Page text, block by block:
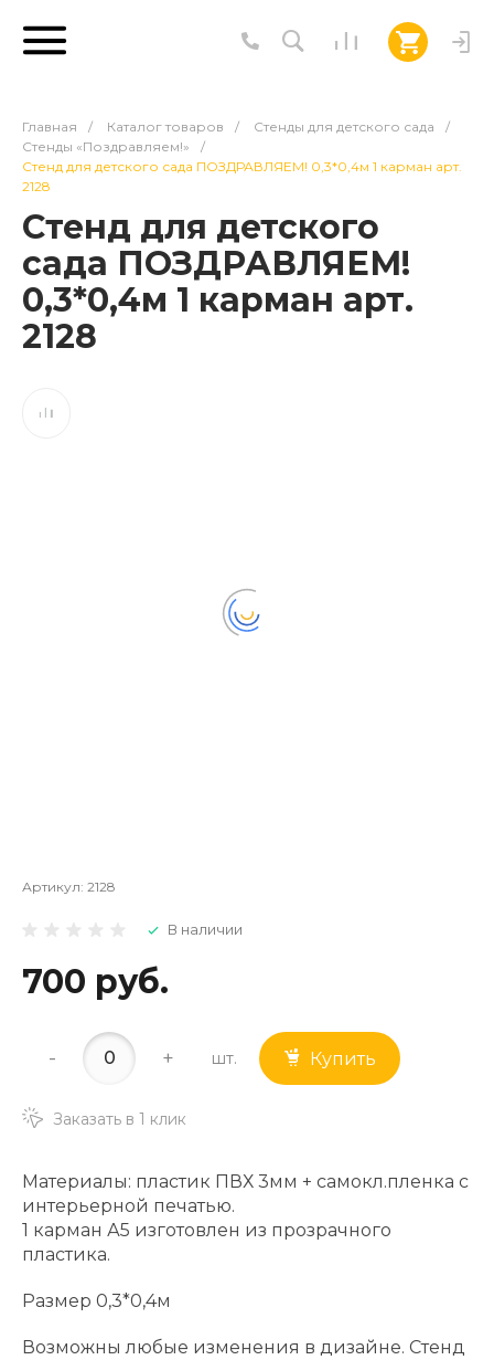
Главная / Каталог товаров / Стенды для детского сада
/
Стенды «Поздравляем!»
/
Стенд для детского сада ПОЗДРАВЛЯЕМ! 0,3*0,4м 1 карман арт.
2128
Стенд для детского
сада ПОЗДРАВЛЯЕМ!
0,3*0,4м 1 карман арт.
2128
Артикул: 2128
В наличии
700 руб.
- + шт. Купить
Заказать в 1 клик
Материалы: пластик ПВХ 3мм + самокл.пленка с
интерьерной печатью.
1 карман А5 изготовлен из прозрачного
пластика.
Размер 0,3*0,4м
Возможны любые изменения в дизайне. Стенд